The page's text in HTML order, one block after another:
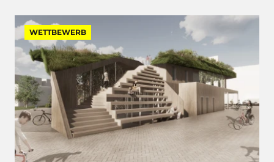
WETTBEWERB